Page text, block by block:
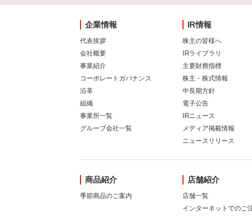
企業情報
代表挨拶
会社概要
事業紹介
コーポレートガバナンス
沿革
組織
事業所一覧
グループ会社一覧
IR情報
株主の皆様へ
IRライブラリ
主要財務指標
株主・株式情報
中長期方針
電子公告
IRニュース
メディア掲載情報
ニュースリリース
商品紹介
季節商品のご案内
店舗紹介
店舗一覧
インターネットでのご